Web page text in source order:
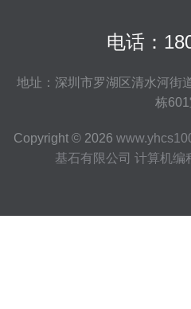
电话：
地址：深圳市罗湖区清水河街
栋601
Copyright © 2026
基石有限公司 计算机编